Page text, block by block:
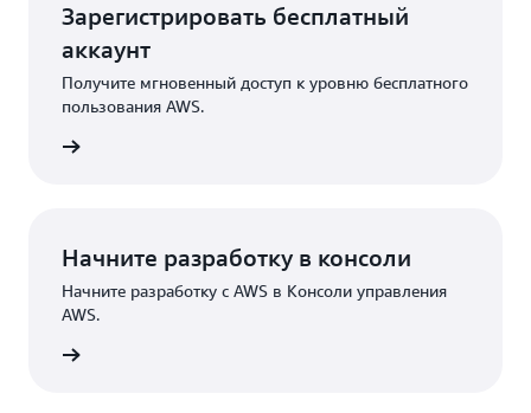
Зарегистрировать бесплатный
аккаунт
Получите мгновенный доступ к уровню бесплатного
пользования AWS.
Начните разработку в консоли
Начните разработку с AWS в Консоли управления
AWS.